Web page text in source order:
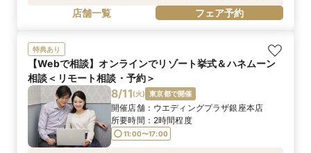
https://wedding.mynavi.jp/contents/special_contents/couple
_cp/※電話予約は対象外です
店舗一覧 フェア予約
特典あり
【Webで相談】オンラインでリゾート挙式＆ハネムーン
相談＜リモート相談・予約＞
8/11(火) 東京都で開催
開催店舗： ウエディングプラザ銀座本店
所要時間： 2時間程度
11:00〜17:00